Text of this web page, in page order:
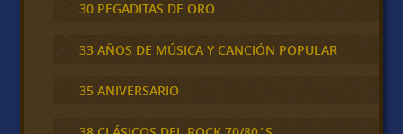
30 PEGADITAS DE ORO
33 AÑOS DE MÚSICA Y CANCIÓN POPULAR
35 ANIVERSARIO